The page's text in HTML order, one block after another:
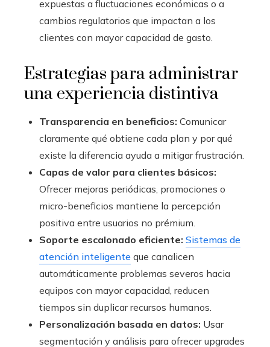
expuestas a fluctuaciones económicas o a
cambios regulatorios que impactan a los
clientes con mayor capacidad de gasto.
Estrategias para administrar
una experiencia distintiva
Transparencia en beneficios: Comunicar
claramente qué obtiene cada plan y por qué
existe la diferencia ayuda a mitigar frustración.
Capas de valor para clientes básicos:
Ofrecer mejoras periódicas, promociones o
micro-beneficios mantiene la percepción
positiva entre usuarios no prémium.
Soporte escalonado eficiente: Sistemas de
atención inteligente que canalicen
automáticamente problemas severos hacia
equipos con mayor capacidad, reducen
tiempos sin duplicar recursos humanos.
Personalización basada en datos: Usar
segmentación y análisis para ofrecer upgrades